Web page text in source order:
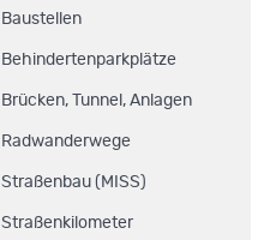
Baustellen
Behindertenparkplätze
Brücken, Tunnel, Anlagen
Radwanderwege
Straßenbau (MISS)
Straßenkilometer